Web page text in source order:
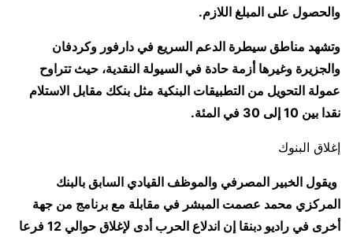
والحصول على المبلغ اللازم.
وتشهد مناطق سيطرة الدعم السريع في دارفور وكردفان
والجزيرة وغيرها أزمة حادة في السيولة النقدية، حيث تتراوح
عمولة التحويل من التطبيقات البنكية مثل بنكك مقابل الاستلام
نقدا بين 10 إلى 30 في المئة.
إغلاق البنوك
ويقول الخبير المصرفي والموظف القيادي السابق بالبنك
المركزي محمد عصمت المبشر في مقابلة مع برنامج من جهة
أخرى في راديو دبنقا إن اندلاع الحرب أدى لإغلاق حوالي 12 فرعا